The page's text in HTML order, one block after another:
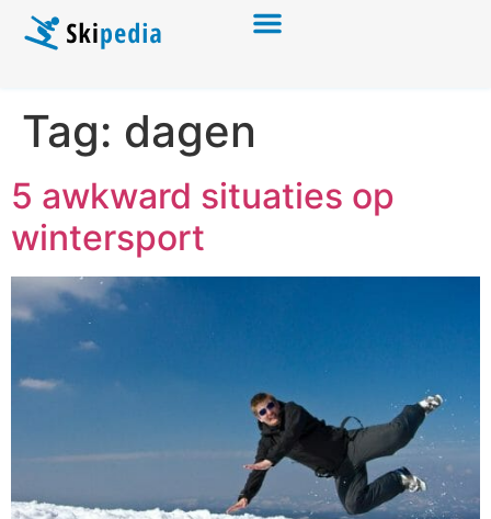
Tag: dagen
5 awkward situaties op
wintersport